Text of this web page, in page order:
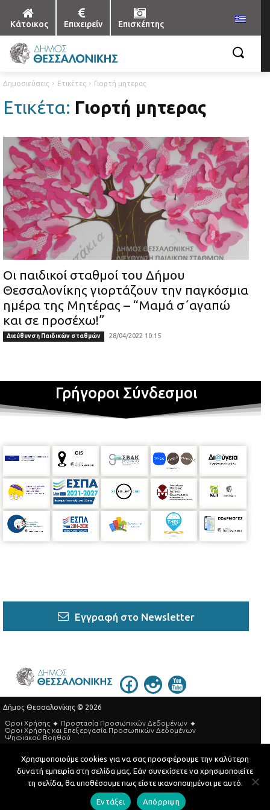
Κάτοικος Επιχειρείν Επισκέπτης
Δημοσιεύσεις Ετικέτες Γιορτή μητερας
Ετικέτα: Γιορτή μητερας
Οι παιδικοί σταθμοί του Δήμου
Θεσσαλονίκης γιορτάζουν την παγκόσμια
ημέρα της Μητέρας – “Μαμά σ΄αγαπώ
και σε προσέχω!”
Διεύθυνση Παιδικών σταθμών 28/04/2022 10:15
Γρήγοροι Σύνδεσμοι
Εγγραφή στο Newsletter
Δήμος Θεσσαλονίκης © 2026
Όροι Χρήσης
Προστασία Προσωπικών Δεδομένων
Όροι Xρήσης και Eπεξεργασία Προσωπικών Δεδομένων
Ψηφιακού Βοηθού
Τηλεφωνικός Κατάλογος
Developed by MyCompany Projects
Χρησιμοποιούμε cookies για να σας προσφέρουμε την καλύτερη
δυνατή εμπειρία στη σελίδα μας. Εάν συνεχίσετε να χρησιμοποιείτε
τη σελίδα, θα υποθέσουμε πως είστε ικανοποιημένοι με αυτό.
Εντάξει Απόρριψη